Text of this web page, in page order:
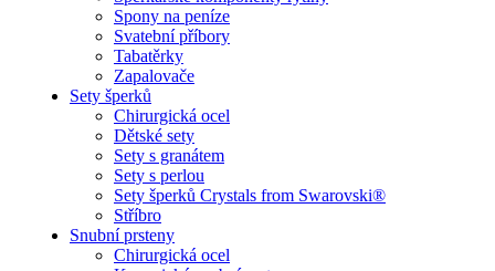
Spony na peníze
Svatební příbory
Tabatěrky
Zapalovače
Sety šperků
Chirurgická ocel
Dětské sety
Sety s granátem
Sety s perlou
Sety šperků Crystals from Swarovski®
Stříbro
Snubní prsteny
Chirurgická ocel